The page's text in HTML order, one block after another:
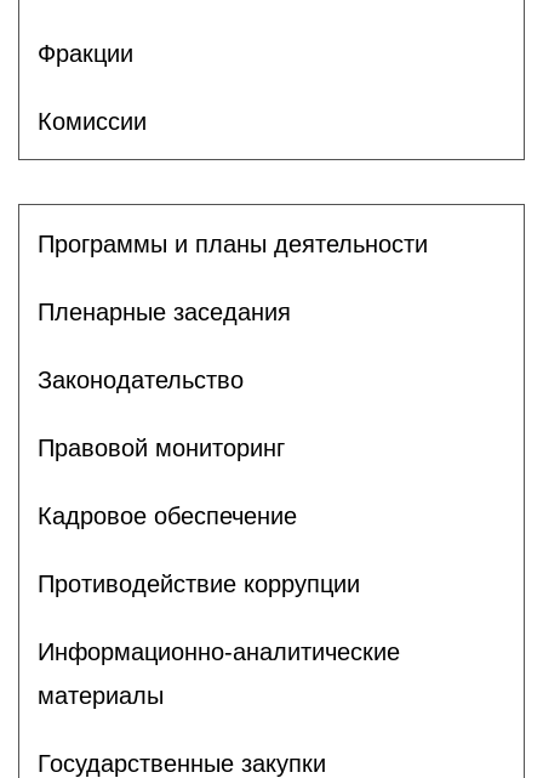
Фракции
Комиссии
Программы и планы деятельности
Пленарные заседания
Законодательство
Правовой мониторинг
Кадровое обеспечение
Противодействие коррупции
Информационно-аналитические
материалы
Государственные закупки